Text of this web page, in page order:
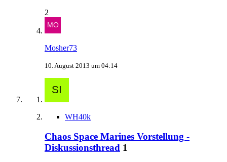
2
Mosher73
10. August 2013 um 04:14
WH40k
Chaos Space Marines Vorstellung -
Diskussionsthread 1